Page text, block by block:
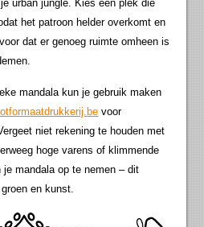
urban jungle. Kies een plek die
het patroon helder overkomt en
dat er genoeg ruimte omheen is
mandala kun je gebruik maken
voor
niet rekening te houden met
hoge varens of klimmende
mandala op te nemen – dit
en kunst.